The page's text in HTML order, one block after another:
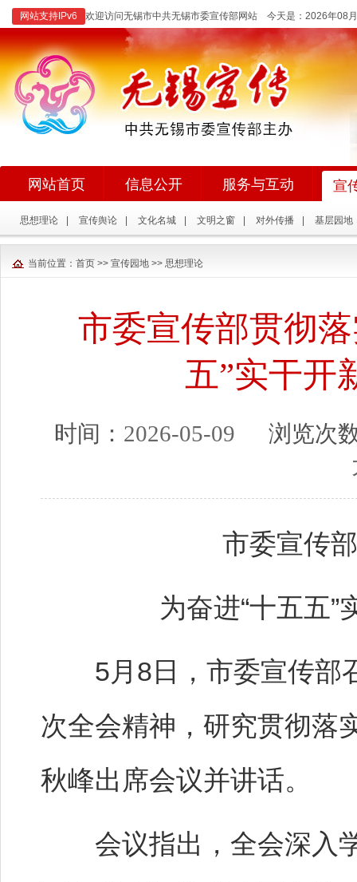
网站支持IPv6 欢迎访问无锡市中共无锡市委宣传部网站 今天是： 2026年08
网站首页 信息公开 服务与互动 宣
思想理论 宣传舆论 文化名城 文明之窗 对外传播 基层园地
当前位置： 首页 >> 宣传园地 >> 思想理论
市委宣传部贯彻
五”实干开
时间： 2026-05-09 浏览次
市委宣传
为奋进“十五五
5月8日，市委宣传部
次全会精神，研究贯彻落
秋峰出席会议并讲话。
会议指出，全会深入学